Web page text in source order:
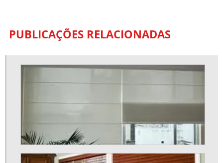
PUBLICAÇÕES RELACIONADAS